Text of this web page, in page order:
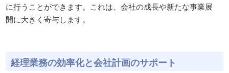
に行うことができます。これは、会社の成長や新たな事業展
開に大きく寄与します。
経理業務の効率化と会社計画のサポート